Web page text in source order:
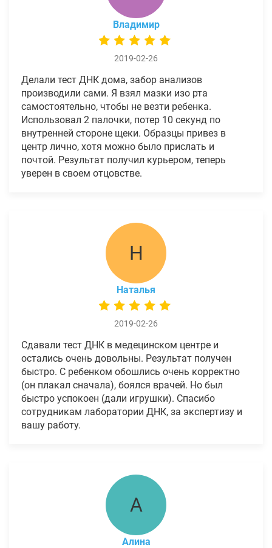
Владимир
2019-02-26
Делали тест ДНК дома, забор анализов
производили сами. Я взял мазки изо рта
самостоятельно, чтобы не везти ребенка.
Использовал 2 палочки, потер 10 секунд по
внутренней стороне щеки. Образцы привез в
центр лично, хотя можно было прислать и
почтой. Результат получил курьером, теперь
уверен в своем отцовстве.
Н
Наталья
2019-02-26
Сдавали тест ДНК в медецинском центре и
остались очень довольны. Результат получен
быстро. С ребенком обошлись очень корректно
(он плакал сначала), боялся врачей. Но был
быстро успокоен (дали игрушки). Спасибо
сотрудникам лаборатории ДНК, за экспертизу и
вашу работу.
А
Алина